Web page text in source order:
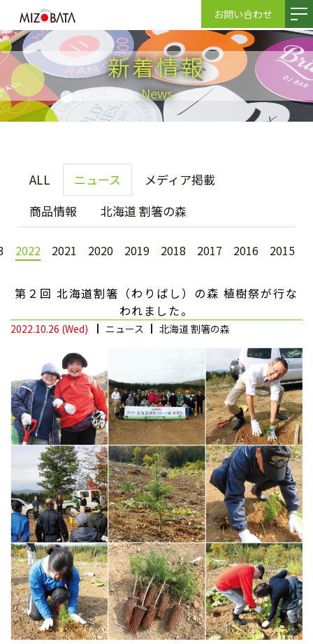
お問い合わせ
新着情報
News
ALL ニュース
メディア掲載
商品情報
北海道 割箸の森
2022 2021 2020 2019 2018 2017 2016 2015
第２回 北海道割箸（わりばし）の森 植樹祭が行な
われました。
2022.10.26 (Wed) ニュース 北海道 割箸の森